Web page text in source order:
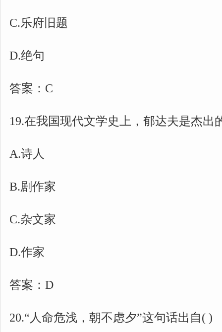
C.乐府旧题
D.绝句
答案：C
19.在我国现代文学史上，郁达夫是杰出
A.诗人
B.剧作家
C.杂文家
D.作家
答案：D
20.“人命危浅，朝不虑夕”这句话出自( )